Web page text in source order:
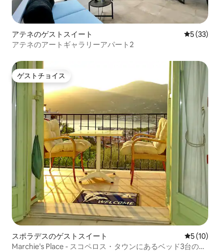
アテネのゲストスイート レビュー
5 (33)
アテネのアートギャラリーアパート2
ゲストチョイス
ゲストチョイス
スポラデスのゲストスイート レビュー
5 (10)
Marchie's Place - スコペロス・タウンにあるベッド3台のア